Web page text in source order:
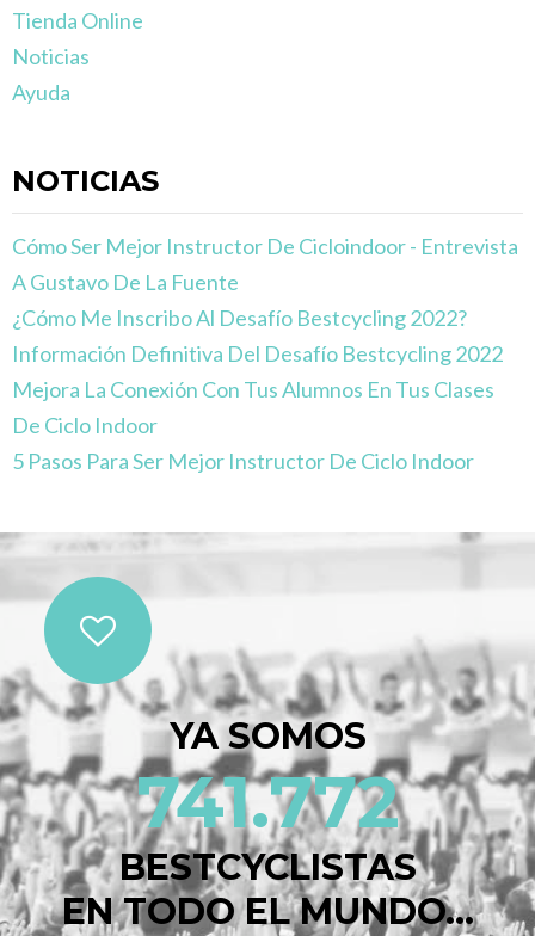
Tienda Online
Noticias
Ayuda
NOTICIAS
Cómo Ser Mejor Instructor De Cicloindoor - Entrevista
A Gustavo De La Fuente
¿Cómo Me Inscribo Al Desafío Bestcycling 2022?
Información Definitiva Del Desafío Bestcycling 2022
Mejora La Conexión Con Tus Alumnos En Tus Clases
De Ciclo Indoor
5 Pasos Para Ser Mejor Instructor De Ciclo Indoor
YA SOMOS
741.772
BESTCYCLISTAS
EN TODO EL MUNDO...